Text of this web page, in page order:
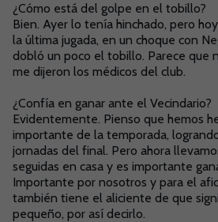
¿Cómo está del golpe en el tobillo?
Bien. Ayer lo tenía hinchado, pero
la última jugada, en un choque con
dobló un poco el tobillo. Parece que
me dijeron los médicos del club.
¿Confía en ganar ante el Vecindario?
Evidentemente. Pienso que hemos
importante de la temporada,
jornadas del final. Pero ahora
seguidas en casa y es importante
Importante por nosotros y para el
también tiene el aliciente de que
pequeño, por así decirlo.